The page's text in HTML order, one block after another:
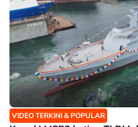
VIDEO TERKINI & POPULAR